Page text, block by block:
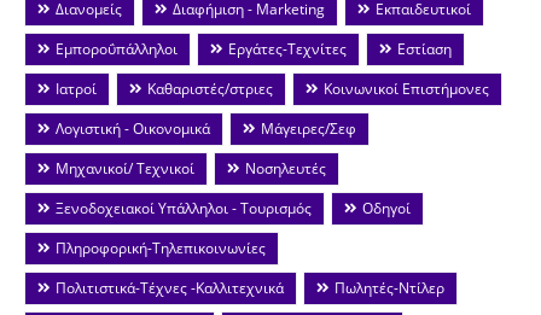
Διανομείς
Διαφήμιση - Marketing
Εκπαιδευτικοί
Εμποροΰπάλληλοι
Εργάτες-Τεχνίτες
Εστίαση
Ιατροί
Καθαριστές/στριες
Κοινωνικοί Επιστήμονες
Λογιστική - Οικονομικά
Μάγειρες/Σεφ
Μηχανικοί/ Τεχνικοί
Νοσηλευτές
Ξενοδοχειακοί Υπάλληλοι - Τουρισμός
Οδηγοί
Πληροφορική-Τηλεπικοινωνίες
Πολιτιστικά-Τέχνες -Καλλιτεχνικά
Πωλητές-Ντίλερ